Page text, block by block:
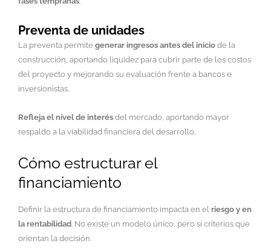
Preventa de unidades
La preventa permite generar ingresos antes del inicio de la
construcción, aportando liquidez para cubrir parte de los costos
del proyecto y mejorando su evaluación frente a bancos e
inversionistas.
Refleja el nivel de interés del mercado, aportando mayor
respaldo a la viabilidad financiera del desarrollo.
Cómo estructurar el
financiamiento
Definir la estructura de financiamiento impacta en el riesgo y en
la rentabilidad. No existe un modelo único, pero sí criterios que
orientan la decisión.